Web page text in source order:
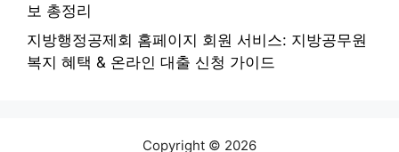
보 총정리
지방행정공제회 홈페이지 회원 서비스: 지방공무원
복지 혜택 & 온라인 대출 신청 가이드
Copyright © 2026